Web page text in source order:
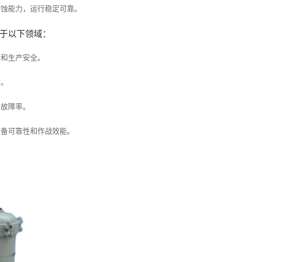
能力，运行稳定可靠。
以下领域：
生产安全。
障率。
可靠性和作战效能。